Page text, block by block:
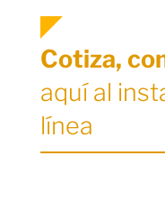
Cotiza,
aquí al
línea